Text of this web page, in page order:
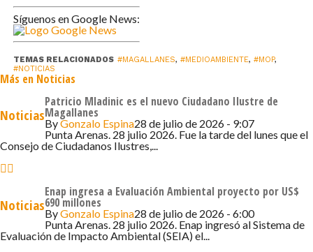
“El cuidado y protección de los recursos hídricos es una
prioridad para nuestro Gobierno. Es por esto que una de
Dirección General de Aguas, que además debe ejecutar
el nuevo Código de Aguas. Para el 2023, el Presupuesto
de la DGA crece en 9.000 millones solo en inversión, es
decir, un 19%, mientras que el presupuesto para abordar
los temas de fiscalizaciones en terreno, aumenta en
17%”, destacó el Ministro Juan Carlos García.
Por su parte, el Seremi (s) de Obras Públicas, Fabián
Navarro, destacó que: “También estamos fortaleciendo
nuestros equipos humanos y técnicos, incorporando la
mejor tecnología disponible, lo que nos permitirá mejorar
Síguenos en Google News:
TEMAS RELACIONADOS #MAGALLANES, #MEDIOAMBIENTE, #MOP,
#NOTICIAS
Más en Noticias
Noticias
Patricio Mladinic es el nuevo Ciudadano Ilustre de
Magallanes
ByGonzalo Espina28 de julio de 2026 - 9:07
Punta Arenas. 28 julio 2026. Fue la tarde del lunes que el
Consejo de Ciudadanos Ilustres,...
Noticias
Enap ingresa a Evaluación Ambiental proyecto por US$
690 millones
ByGonzalo Espina28 de julio de 2026 - 6:00
Punta Arenas. 28 julio 2026. Enap ingresó al Sistema de
Evaluación de Impacto Ambiental (SEIA) el...